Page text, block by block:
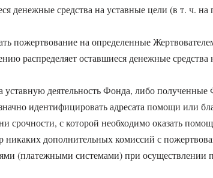
денежные средства на уставные цели (в т. ч.
пожертвование на определенные
распределяет оставшиеся денежные
деятельность Фонда, либо полученные
идентифицировать адресата помощи или
срочности, с которой необходимо оказать
никаких дополнительных комиссий с
(платежными системами) при осуществлении